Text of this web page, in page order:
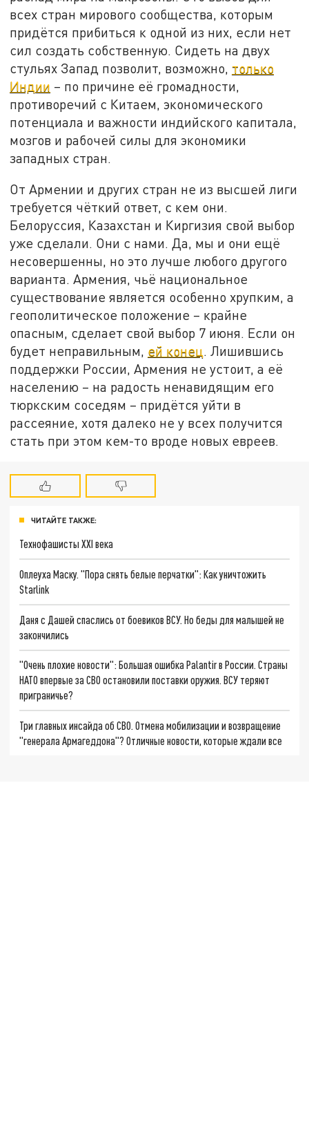
всех стран мирового сообщества, которым
придётся прибиться к одной из них, если нет
сил создать собственную. Сидеть на двух
стульях Запад позволит, возможно, только
Индии – по причине её громадности,
противоречий с Китаем, экономического
потенциала и важности индийского капитала,
мозгов и рабочей силы для экономики
западных стран.
От Армении и других стран не из высшей лиги
требуется чёткий ответ, с кем они.
Белоруссия, Казахстан и Киргизия свой выбор
уже сделали. Они с нами. Да, мы и они ещё
несовершенны, но это лучше любого другого
варианта. Армения, чьё национальное
существование является особенно хрупким, а
геополитическое положение – крайне
опасным, сделает свой выбор 7 июня. Если он
будет неправильным, ей конец. Лишившись
поддержки России, Армения не устоит, а её
населению – на радость ненавидящим его
тюркским соседям – придётся уйти в
рассеяние, хотя далеко не у всех получится
стать при этом кем-то вроде новых евреев.
ЧИТАЙТЕ ТАКЖЕ:
Технофашисты XXI века
Оплеуха Маску. "Пора снять белые перчатки": Как уничтожить
Starlink
Даня с Дашей спаслись от боевиков ВСУ. Но беды для малышей не
закончились
"Очень плохие новости": Большая ошибка Palantir в России. Страны
НАТО впервые за СВО остановили поставки оружия. ВСУ теряют
приграничье?
Три главных инсайда об СВО. Отмена мобилизации и возвращение
"генерала Армагеддона"? Отличные новости, которые ждали все